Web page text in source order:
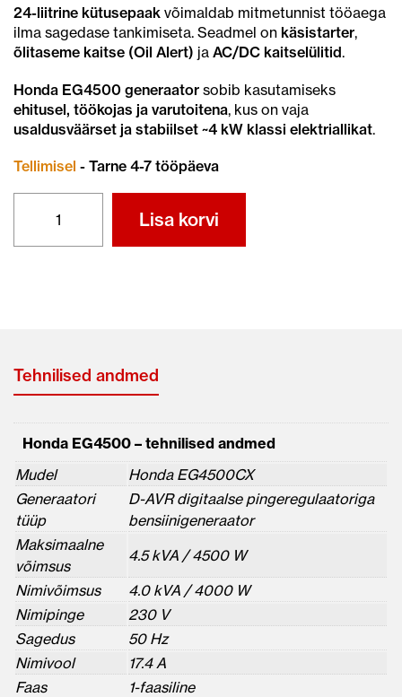
24-liitrine kütusepaak võimaldab mitmetunnist tööaega
ilma sagedase tankimiseta. Seadmel on käsistarter,
õlitaseme kaitse (Oil Alert) ja AC/DC kaitselülitid.
Honda EG4500 generaator sobib kasutamiseks
ehitusel, töökojas ja varutoitena, kus on vaja
usaldusväärset ja stabiilset ~4 kW klassi elektriallikat.
Tellimisel - Tarne 4-7 tööpäeva
EG4500
Lisa korvi
Tehnilised andmed
Honda EG4500 – tehnilised andmed
Mudel
Honda EG4500CX
Generaatori
tüüp
D-AVR digitaalse pingeregulaatoriga
bensiinigeneraator
Maksimaalne
võimsus
4.5 kVA / 4500 W
Nimivõimsus
4.0 kVA / 4000 W
Nimipinge
230 V
Sagedus
50 Hz
Nimivool
17.4 A
Faas
1-faasiline